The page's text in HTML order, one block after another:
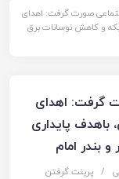
صورت گرفت: اهدای
شبکه و کاهش نوسانات برق
گرفت: اهدای
باهدف پایداری
بندر امام
/ پرینت گرفتن